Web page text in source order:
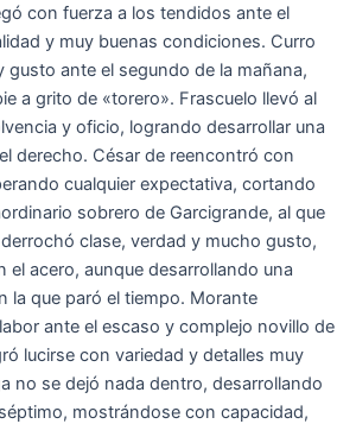
con fuerza a los tendidos ante el
y muy buenas condiciones. Curro
gusto ante el segundo de la mañana,
a grito de «torero». Frascuelo llevó al
y oficio, logrando desarrollar una
derecho. César de reencontró con
cualquier expectativa, cortando
sobrero de Garcigrande, al que
clase, verdad y mucho gusto,
el acero, aunque desarrollando una
la que paró el tiempo. Morante
ante el escaso y complejo novillo de
lucirse con variedad y detalles muy
no se dejó nada dentro, desarrollando
mostrándose con capacidad,